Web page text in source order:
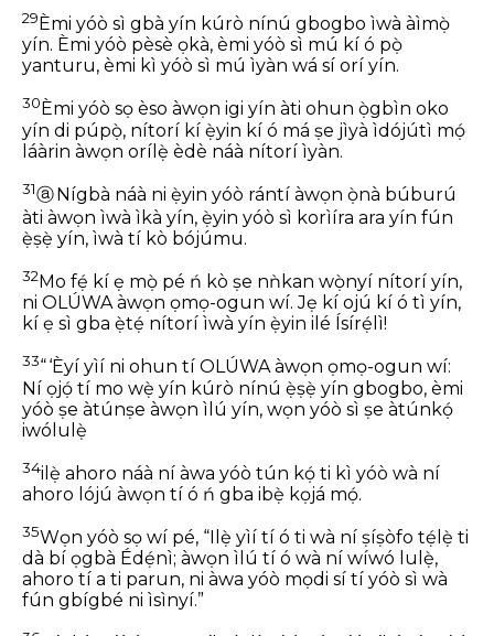
29 Èmi yóò sì gbà yín kúrò nínú gbogbo ìwà àìmọ̀
yín. Èmi yóò pèsè ọkà, èmi yóò sì mú kí ó pọ̀
yanturu, èmi kì yóò sì mú ìyàn wá sí orí yín.
30 Èmi yóò sọ èso àwọn igi yín àti ohun ọ̀gbìn oko
yín di púpọ̀, nítorí kí ẹ̀yin kí ó má ṣe jìyà ìdójútì mọ́
láàrin àwọn orílẹ̀ èdè náà nítorí ìyàn.
31ⓐNígbà náà ni ẹ̀yin yóò rántí àwọn ọ̀nà búburú
àti àwọn ìwà ìkà yín, ẹ̀yin yóò sì korìíra ara yín fún
ẹ̀ṣẹ̀ yín, ìwà tí kò bójúmu.
32 Mo fẹ́ kí ẹ mọ̀ pé ń kò ṣe nǹkan wọ̀nyí nítorí yín,
ni OLÚWA àwọn ọmọ-ogun wí. Jẹ kí ojú kí ó tì yín,
kí ẹ sì gba ẹ̀tẹ́ nítorí ìwà yín ẹ̀yin ilé Ísírẹ́lì!
33“ ‘Èyí yìí ni ohun tí OLÚWA àwọn ọmọ-ogun wí:
Ní ọjọ́ tí mo wẹ̀ yín kúrò nínú ẹ̀ṣẹ̀ yín gbogbo, èmi
yóò ṣe àtúnṣe àwọn ìlú yín, wọn yóò sì ṣe àtúnkọ́
iwólulẹ̀
34ilẹ̀ ahoro náà ní àwa yóò tún kọ́ ti kì yóò wà ní
ahoro lójú àwọn tí ó ń gba ibẹ̀ kọjá mọ́.
35Wọn yóò sọ wí pé, “Ilẹ̀ yìí tí ó ti wà ní ṣíṣòfo tẹ́lẹ̀ ti
dà bí ọgbà Édẹ́nì; àwọn ìlú tí ó wà ní wíwó lulẹ̀,
ahoro tí a ti parun, ni àwa yóò mọdi sí tí yóò sì wà
fún gbígbé ni ìsìnyí.”